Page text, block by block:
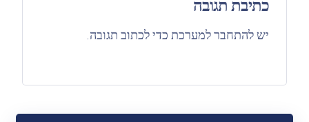
כתיבת תגובה
ישלהתחבר למערכת כדי לכתוב תגובה.